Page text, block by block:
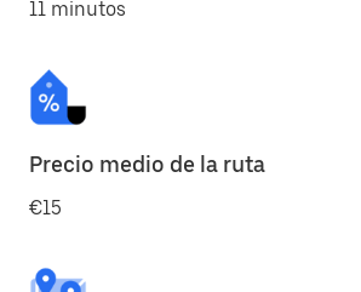
11 minutos
Precio medio de la ruta
€15